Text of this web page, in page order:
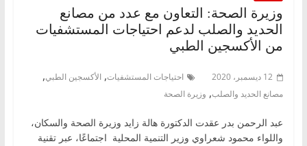
وزيرة الصحة: التعاون مع عدد من مصانع
الحديد والصلب لدعم احتياجات المستشفيات
من الأكسجين الطبي
12 ديسمبر، 2020 احتياجات المستشفيات, الأكسجين الطبي,
مصانع الحديد والصلب, وزيرة الصحة
عبد الرحمن بدر عقدت الدكتورة هالة زايد وزيرة الصحة والسكان،
واللواء محمود شعراوي وزير التنمية المحلية اجتماعًا، عبر تقنية